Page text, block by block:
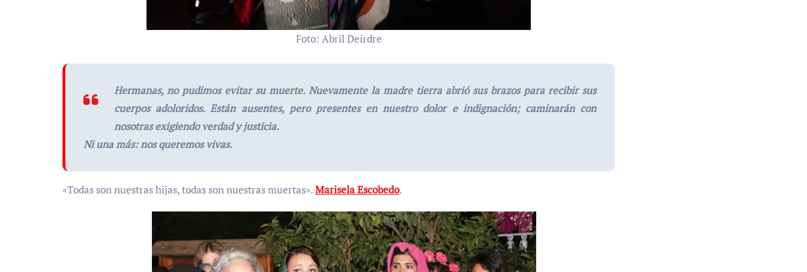
Foto: Abril Deirdre
Hermanas, no pudimos evitar su muerte. Nuevamente la madre tierra abrió sus brazos para recibir sus
cuerpos adoloridos. Están ausentes, pero presentes en nuestro dolor e indignación; caminarán con
nosotras exigiendo verdad y justicia.
Ni una más: nos queremos vivas.
«Todas son nuestras hijas, todas son nuestras muertas».Marisela Escobedo.